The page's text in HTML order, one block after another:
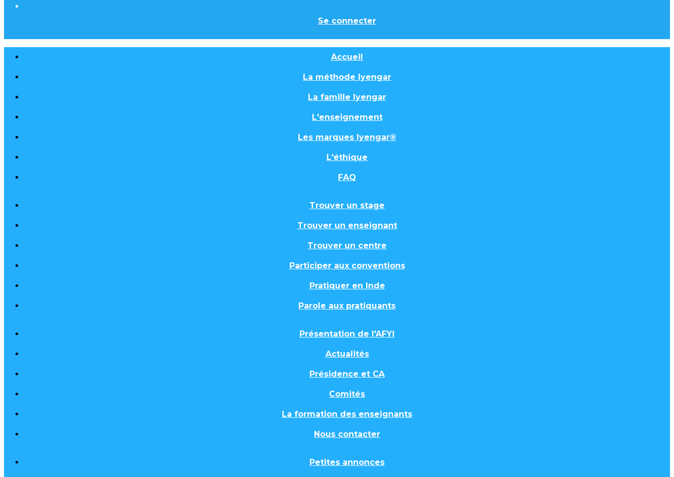
Se connecter
Accueil
La méthode Iyengar
La famille Iyengar
L'enseignement
Les marques Iyengar®
L'éthique
FAQ
Trouver un stage
Trouver un enseignant
Trouver un centre
Participer aux conventions
Pratiquer en Inde
Parole aux pratiquants
Présentation de l'AFYI
Actualités
Présidence et CA
Comités
La formation des enseignants
Nous contacter
Petites annonces